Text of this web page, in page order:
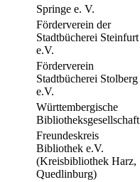
Springe e. V.
Förderverein der
Stadtbücherei Steinfurt
e.V.
Förderverein
Stadtbücherei Stolberg
e.V.
Württembergische
Bibliotheksgesellschaft
Freundeskreis
Bibliothek e.V.
(Kreisbibliothek Harz,
Quedlinburg)